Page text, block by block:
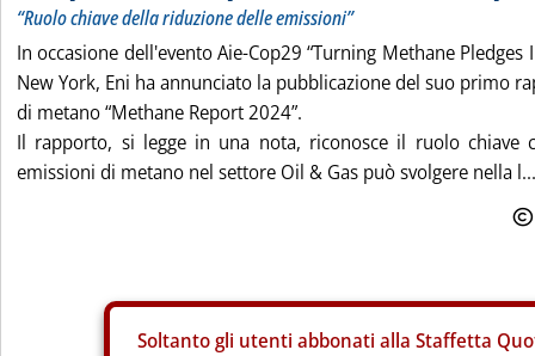
“Ruolo chiave della riduzione delle emissioni”
In occasione dell'evento Aie-Cop29 “Turning Methane Pledges
New York, Eni ha annunciato la pubblicazione del suo primo
di metano “Methane Report 2024”.
Il rapporto, si legge in una nota, riconosce il ruolo chiave
emissioni di metano nel settore Oil & Gas può svolgere nella l...
Soltanto gli utenti abbonati alla Staffetta